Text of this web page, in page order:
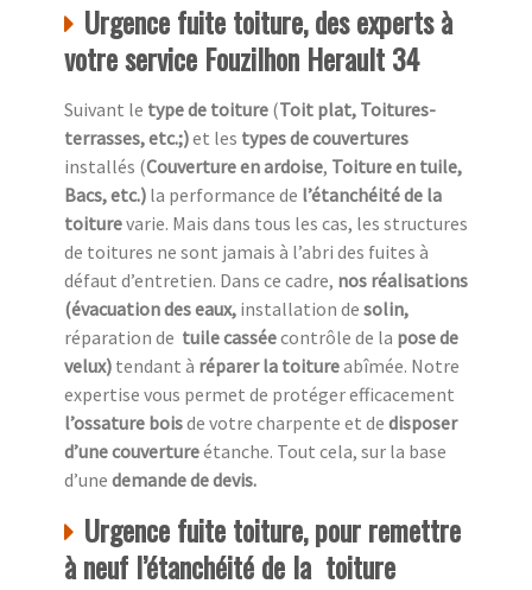
Urgence fuite toiture, des experts à
votre service Fouzilhon Herault 34
Suivant le type de toiture (Toit plat, Toitures-
terrasses, etc.;)et les types de couvertures
installés (Couverture en ardoise, Toiture en tuile,
Bacs, etc.) la performance de l’étanchéité de la
toiturevarie. Mais dans tous les cas, les structures
de toitures ne sont jamais à l’abri des fuites à
défaut d’entretien. Dans ce cadre, nos réalisations
(évacuation des eaux, installation de solin,
réparation de tuile casséecontrôle de la pose de
velux) tendant à réparer la toitureabîmée. Notre
expertise vous permet de protéger efficacement
l’ossature boisde votre charpente et de disposer
d’une couvertureétanche. Tout cela, sur la base
d’une demande de devis.
Urgence fuite toiture, pour remettre
à neuf l’étanchéité de la toiture